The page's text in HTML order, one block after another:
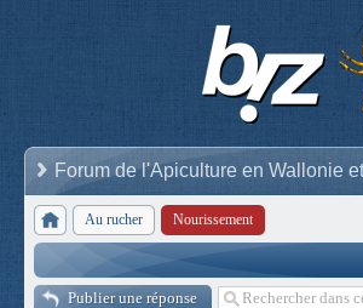
Forum de l'Apiculture en Wallonie
Au rucher Nourissement
Publier une réponse